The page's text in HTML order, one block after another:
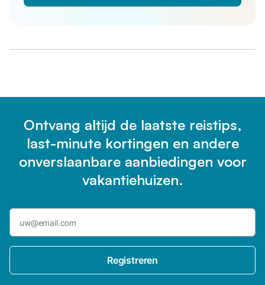
Ontvang altijd de laatste reistips,
last-minute kortingen en andere
onverslaanbare aanbiedingen voor
vakantiehuizen.
Registreren